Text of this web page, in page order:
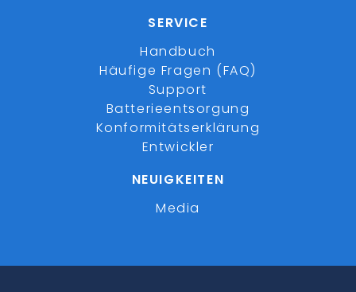
SERVICE
Handbuch
Häufige Fragen (FAQ)
Support
Batterieentsorgung
Konformitätserklärung
Entwickler
NEUIGKEITEN
Media